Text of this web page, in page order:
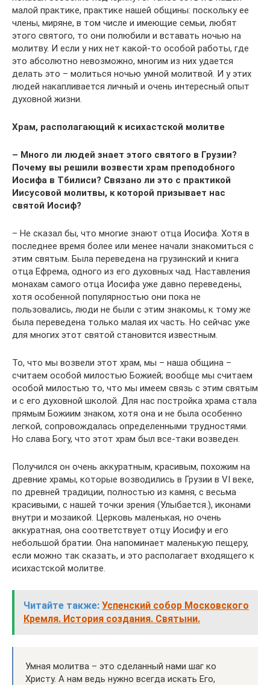
малой практике, практике нашей общины: поскольку ее
члены, миряне, в том числе и имеющие семьи, любят
этого святого, то они полюбили и вставать ночью на
молитву. И если у них нет какой-то особой работы, где
это абсолютно невозможно, многим из них удается
делать это – молиться ночью умной молитвой. И у этих
людей накапливается личный и очень интересный опыт
духовной жизни.
Храм, располагающий к исихастской молитве
– Много ли людей знает этого святого в Грузии?
Почему вы решили возвести храм преподобного
Иосифа в Тбилиси? Связано ли это с практикой
Иисусовой молитвы, к которой призывает нас
святой Иосиф?
– Не сказал бы, что многие знают отца Иосифа. Хотя в
последнее время более или менее начали знакомиться с
этим святым. Была переведена на грузинский и книга
отца Ефрема, одного из его духовных чад. Наставления
монахам самого отца Иосифа уже давно переведены,
хотя особенной популярностью они пока не
пользовались, люди не были с этим знакомы, к тому же
была переведена только малая их часть. Но сейчас уже
для многих этот святой становится известным.
То, что мы возвели этот храм, мы – наша община –
считаем особой милостью Божией; вообще мы считаем
особой милостью то, что мы имеем связь с этим святым
и с его духовной школой. Для нас постройка храма стала
прямым Божиим знаком, хотя она и не была особенно
легкой, сопровождалась определенными трудностями.
Но слава Богу, что этот храм был все-таки возведен.
Получился он очень аккуратным, красивым, похожим на
древние храмы, которые возводились в Грузии в VI веке,
по древней традиции, полностью из камня, с весьма
красивыми, с нашей точки зрения (Улыбается.), иконами
внутри и мозаикой. Церковь маленькая, но очень
аккуратная, она соответствует отцу Иосифу и его
небольшой братии. Она напоминает маленькую пещеру,
если можно так сказать, и это располагает входящего к
исихастской молитве.
Читайте также: Успенский собор Московского
Кремля. История создания. Святыни.
Умная молитва – это сделанный нами шаг ко
Христу. А нам ведь нужно всегда искать Его,